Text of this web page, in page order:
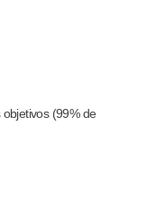
(99% de